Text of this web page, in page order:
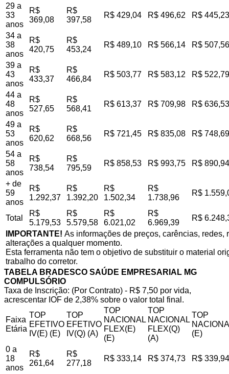
29 a
33
anos
R$
369,08
R$
397,58
R$ 429,04 R$ 496,62 R$ 445,23
34 a
38
anos
R$
420,75
R$
453,24
R$ 489,10 R$ 566,14 R$ 507,56
39 a
43
anos
R$
433,37
R$
466,84
R$ 503,77 R$ 583,12 R$ 522,79
44 a
48
anos
R$
527,65
R$
568,41
R$ 613,37 R$ 709,98 R$ 636,53
49 a
53
anos
R$
620,62
R$
668,56
R$ 721,45 R$ 835,08 R$ 748,69
54 a
58
anos
R$
738,54
R$
795,59
R$ 858,53 R$ 993,75 R$ 890,94
+ de
59
anos
R$
1.292,37
R$
1.392,20
R$
1.502,34
R$
1.738,96
R$
Total
R$
5.179,53
R$
5.579,58
R$
6.021,02
R$
6.969,39
R$
IMPORTANTE! As informações de preços, carências,
alterações a qualquer momento.
Esta ferramenta não tem o objetivo de substituir o material
trabalho do corretor.
TABELA BRADESCO SAÚDE EMPRESARIAL MG
COMPULSÓRIO
Taxa de Inscrição: (Por Contrato) - R$ 7,50 por vida,
acrescentar IOF de 2,38% sobre o valor total final.
Faixa
Etária
TOP
EFETIVO
IV(E) (E)
TOP
EFETIVO
IV(Q) (A)
TOP
NACIONAL
FLEX(E)
(E)
TOP
NACIONAL
FLEX(Q)
(A)
TOP
(E)
0 a
18
anos
R$
261,64
R$
277,18
R$ 333,14 R$ 374,73 R$ 339,94